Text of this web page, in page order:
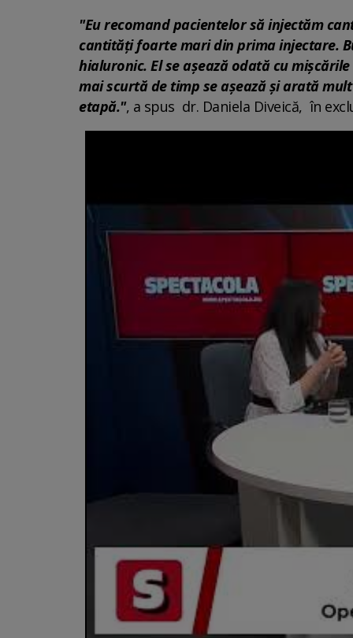
"Eu recomand pacientelor să injectăm
cantități foarte mari din prima injectare.
hialuronic. El se așează odată cu
mai scurtă de timp se așează și arată
etapă.", a spus dr. Daniela Diveică, în